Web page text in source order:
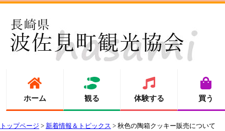
ホーム 観る 体験する 買う
トップページ > 新着情報＆トピックス > 秋色の陶箱クッキー販売について